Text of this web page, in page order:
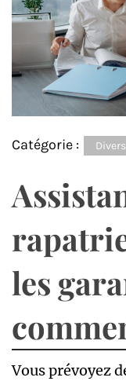
Catégorie : Divers
les
Vous prévoyez